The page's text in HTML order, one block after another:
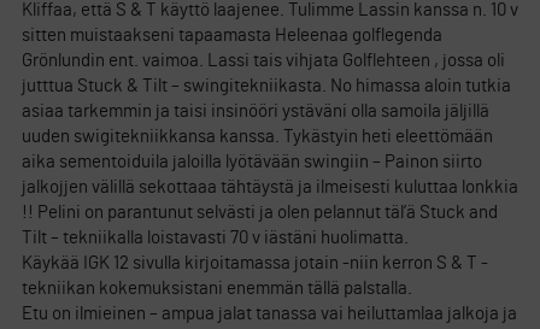
Kliffaa, että S & T käyttö laajenee. Tulimme Lassin kanssa n. 10 v
sitten muistaakseni tapaamasta Heleenaa golflegenda
Grönlundin ent. vaimoa. Lassi tais vihjata Golflehteen , jossa oli
jutttua Stuck & Tilt – swingitekniikasta. No himassa aloin tutkia
asiaa tarkemmin ja taisi insinööri ystäväni olla samoila jäljillä
uuden swigitekniikkansa kanssa. Tykästyin heti eleettömään
aika sementoiduila jaloilla lyötävään swingiin – Painon siirto
jalkojjen välillä sekottaaa tähtäystä ja ilmeisesti kuluttaa lonkkia
!! Pelini on parantunut selvästi ja olen pelannut täl’ä Stuck and
Tilt – tekniikalla loistavasti 70 v iästäni huolimatta.
Käykää IGK 12 sivulla kirjoitamassa jotain -niin kerron S & T -
tekniikan kokemuksistani enemmän tällä palstalla.
Etu on ilmieinen – ampua jalat tanassa vai heiluttamlaa jalkoja ja